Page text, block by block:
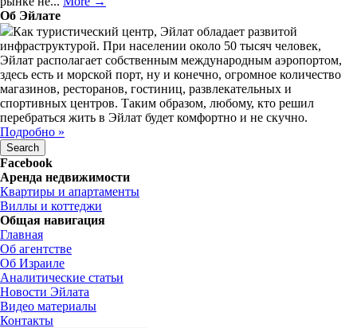
Об Эйлате
Как туристический центр, Эйлат обладает развитой
инфраструктурой. При населении около 50 тысяч человек,
Эйлат располагает собственным международным аэропортом,
здесь есть и морской порт, ну и конечно, огромное количество
магазинов, ресторанов, гостиниц, развлекательных и
спортивных центров. Таким образом, любому, кто решил
перебраться жить в Эйлат будет комфортно и не скучно.
Подробно »
Facebook
Аренда недвижимости
Квартиры и апартаменты
Виллы и коттеджи
Общая навигация
Главная
Об агентстве
Об Израиле
Аналитические статьи
Новости Эйлата
Видео материалы
Контакты